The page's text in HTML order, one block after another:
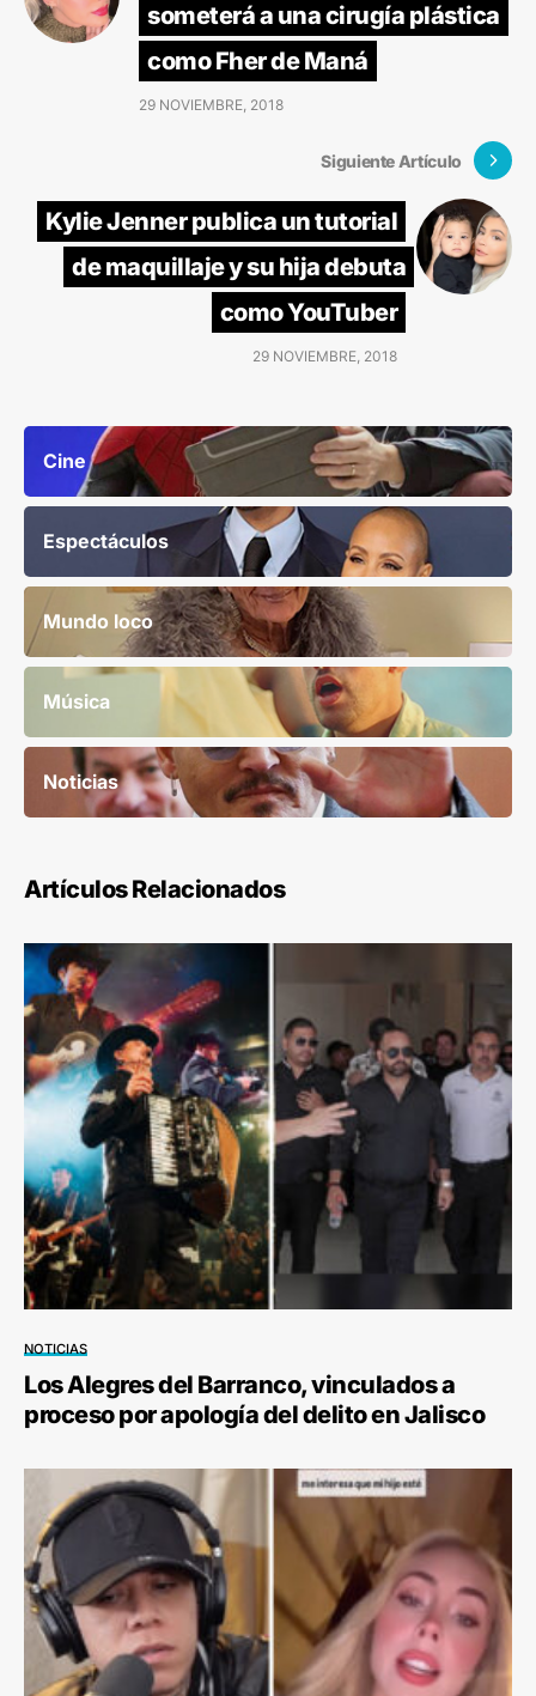
someterá a una cirugía plástica
como Fher de Maná
29 NOVIEMBRE, 2018
Siguiente Artículo
Kylie Jenner publica un tutorial
de maquillaje y su hija debuta
como YouTuber
29 NOVIEMBRE, 2018
Cine
Espectáculos
Mundo loco
Música
Noticias
Artículos Relacionados
NOTICIAS
Los Alegres del Barranco, vinculados a
proceso por apología del delito en Jalisco